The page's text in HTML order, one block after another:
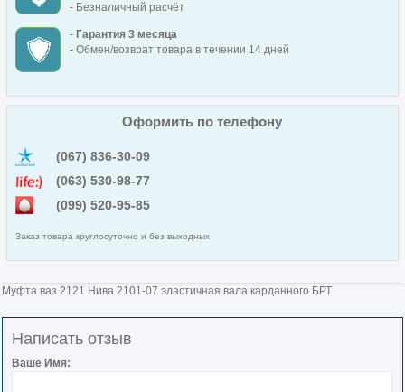
- Безналичный расчёт
- Гарантия 3 месяца
- Обмен/возврат товара в течении 14 дней
Оформить по телефону
(067) 836-30-09
(063) 530-98-77
(099) 520-95-85
Заказ товара круглосуточно и без выходных
Муфта ваз 2121 Нива 2101-07 эластичная вала карданного БРТ
Написать отзыв
Ваше Имя: